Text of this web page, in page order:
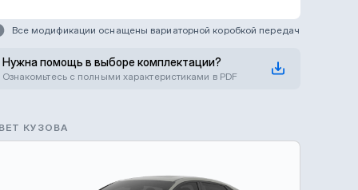
Все модификации оснащены вариаторной коробкой передач
Нужна помощь в выборе комплектации?
Ознакомьтесь с полными характеристиками в PDF
КУЗОВА